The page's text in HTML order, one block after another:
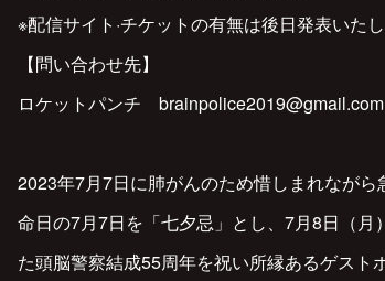
※配信サイト·チケットの有無は後日発表いた
【問い合わせ先】
ロケットパンチ brainpolice2019@gmail.com
2023年7月7日に肺がんのため惜しまれながら
命日の7月7日を「七夕忌」とし、7月8日（月
た頭脳警察結成55周年を祝い所縁あるゲスト